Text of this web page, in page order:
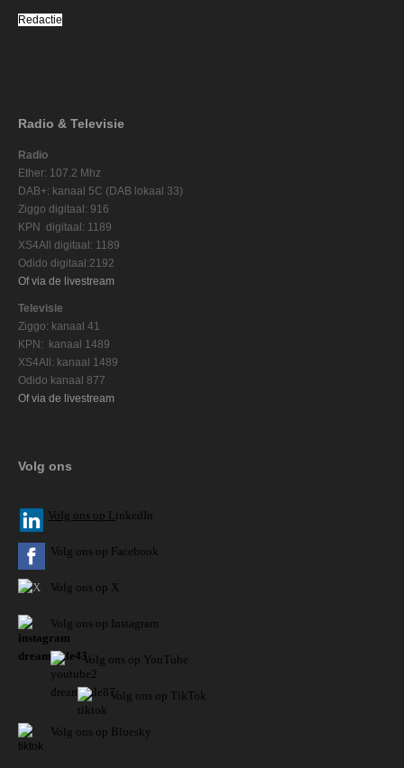
Redactie
Radio & Televisie
Radio
Ether: 107.2 Mhz
DAB+: kanaal 5C (DAB lokaal 33)
Ziggo digitaal: 916
KPN digitaal: 1189
XS4All digitaal: 1189
Odido digitaal:2192
Of via de livestream
Televisie
Ziggo: kanaal 41
KPN: kanaal 1489
XS4All: kanaal 1489
Odido kanaal 877
Of via de livestream
Volg ons
Volg ons op L inkedIn
Volg ons op Facebook
Volg ons op X
Volg ons op Instagram
Volg ons op YouTube
Volg ons op TikTok
Volg ons op Bluesky